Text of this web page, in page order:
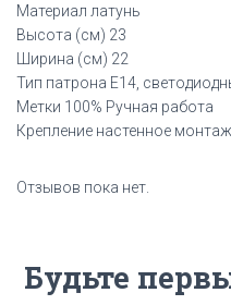
Материал латунь
Высота (см) 23
Ширина (см) 22
Тип патрона Е14,
Метки 100% Ручная работа
Крепление настенное
Отзывов пока нет.
Будьте